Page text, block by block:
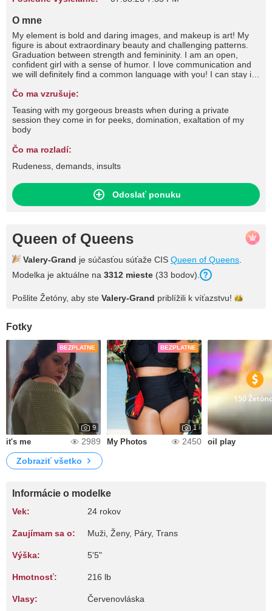
O mne
My element is bold and daring images, and makeup is art! My
figure is about extraordinary beauty and challenging patterns.
Graduation between strength and femininity. I am an open,
confident girl with a sense of humor. I love communication and
we will definitely find a common language with you! I can stay in
Čo ma vzrušuje:
Teasing with my gorgeous breasts when during a private
session they come in for peeks, domination, exaltation of my
body
Čo ma rozladí:
Rudeness, demands, insults
Odoslať ponuku
Queen of Queens
Valery-Grand je súčasťou súťaže CIS Queen of Queens
Modelka je aktuálne na 3312 mieste (33 bodov).
Pošlite Žetóny, aby ste Valery-Grand priblížili k víťazstvu!
Fotky
BEZPLATNE
9
it's me 2989
BEZPLATNE
1
My Photos 2450
150
oil play
Zobraziť všetko
Informácie o modelke
Vek: 24 rokov
Zaujímam sa o: Muži, Ženy, Páry, Trans
Výška: 5'5"
Hmotnosť: 216 lb
Vlasy: Červenovláska